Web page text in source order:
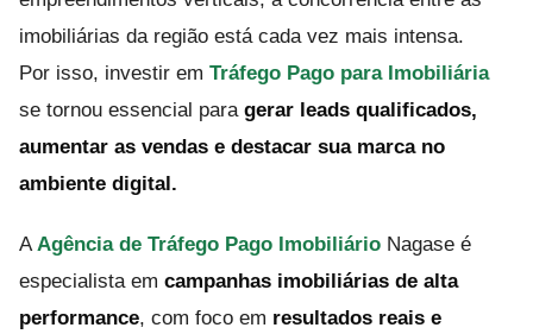
imobiliárias da região está cada vez mais intensa.
Por isso, investir em Tráfego Pago para Imobiliária
se tornou essencial para gerar leads qualificados,
aumentar as vendas e destacar sua marca no
ambiente digital.
AAgência de Tráfego Pago Imobiliário Nagase é
especialista em campanhas imobiliárias de alta
performance, com foco em resultados reais e